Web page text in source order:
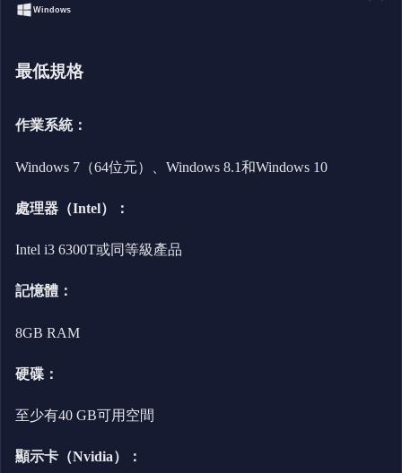
Windows
最低規格
作業系統：
Windows 7（64位元）、Windows 8.1和Windows 10
處理器（Intel）：
Intel i3 6300T或同等級產品
記憶體：
8GB RAM
硬碟：
至少有40 GB可用空間
顯示卡（Nvidia）：